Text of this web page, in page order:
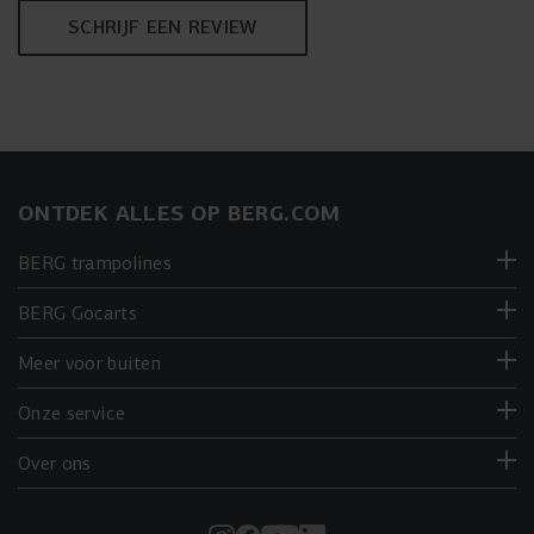
SCHRIJF EEN REVIEW
ONTDEK ALLES OP BERG.COM
BERG trampolines
BERG Gocarts
Meer voor buiten
Onze service
Over ons